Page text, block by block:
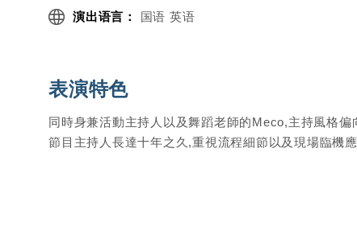
演出语言： 国语 英语
表演特色
同時身兼活動主持人以及舞蹈老師的Meco,主持風格
節目主持人長達十年之久,重視流程細節以及現場臨機